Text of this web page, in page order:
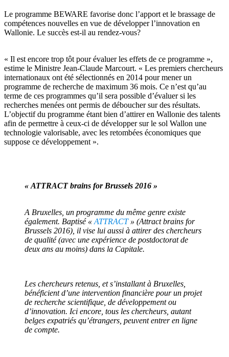
Le programme BEWARE favorise donc l’apport et le brassage de
compétences nouvelles en vue de développer l’innovation en
Wallonie. Le succès est-il au rendez-vous?
« Il est encore trop tôt pour évaluer les effets de ce programme »,
estime le Ministre Jean-Claude Marcourt. « Les premiers chercheurs
internationaux ont été sélectionnés en 2014 pour mener un
programme de recherche de maximum 36 mois. Ce n’est qu’au
terme de ces programmes qu’il sera possible d’évaluer si les
recherches menées ont permis de déboucher sur des résultats.
L’objectif du programme étant bien d’attirer en Wallonie des talents
afin de permettre à ceux-ci de développer sur le sol Wallon une
technologie valorisable, avec les retombées économiques que
suppose ce développement ».
« ATTRACT brains for Brussels 2016 »
A Bruxelles, un programme du même genre existe
également. Baptisé « ATTRACT» (Attract brains for
Brussels 2016), il vise lui aussi à attirer des chercheurs
de qualité (avec une expérience de postdoctorat de
deux ans au moins) dans la Capitale.
Les chercheurs retenus, et s’installant à Bruxelles,
bénéficient d’une intervention financière pour un projet
de recherche scientifique, de développement ou
d’innovation. Ici encore, tous les chercheurs, autant
belges expatriés qu’étrangers, peuvent entrer en ligne
de compte.